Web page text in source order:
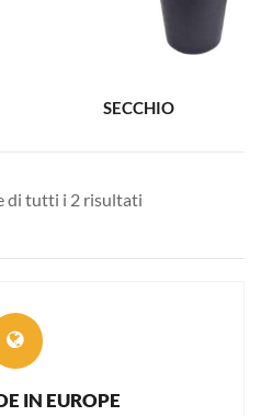
SECCHIO
di tutti i 2 risultati
IN EUROPE